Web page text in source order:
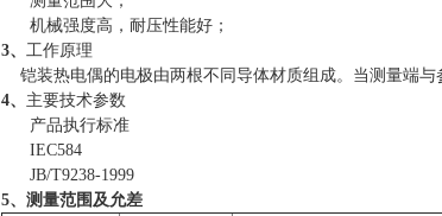
机械强度高，耐压性能好；
3、 工作原理
铠装热电偶的电极由两根不同导体材质组成。当测量端与
4、 主要技术参数
产品执行标准
IEC584
JB/T9238-1999
5、测量范围及允差